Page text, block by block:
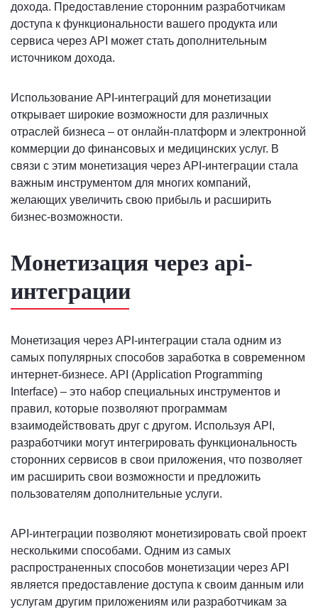
дохода. Предоставление сторонним разработчикам
доступа к функциональности вашего продукта или
сервиса через API может стать дополнительным
источником дохода.
Использование API-интеграций для монетизации
открывает широкие возможности для различных
отраслей бизнеса – от онлайн-платформ и электронной
коммерции до финансовых и медицинских услуг. В
связи с этим монетизация через API-интеграции стала
важным инструментом для многих компаний,
желающих увеличить свою прибыль и расширить
бизнес-возможности.
Монетизация через api-
интеграции
Монетизация через API-интеграции стала одним из
самых популярных способов заработка в современном
интернет-бизнесе. API (Application Programming
Interface) – это набор специальных инструментов и
правил, которые позволяют программам
взаимодействовать друг с другом. Используя API,
разработчики могут интегрировать функциональность
сторонних сервисов в свои приложения, что позволяет
им расширить свои возможности и предложить
пользователям дополнительные услуги.
API-интеграции позволяют монетизировать свой проект
несколькими способами. Одним из самых
распространенных способов монетизации через API
является предоставление доступа к своим данным или
услугам другим приложениям или разработчикам за